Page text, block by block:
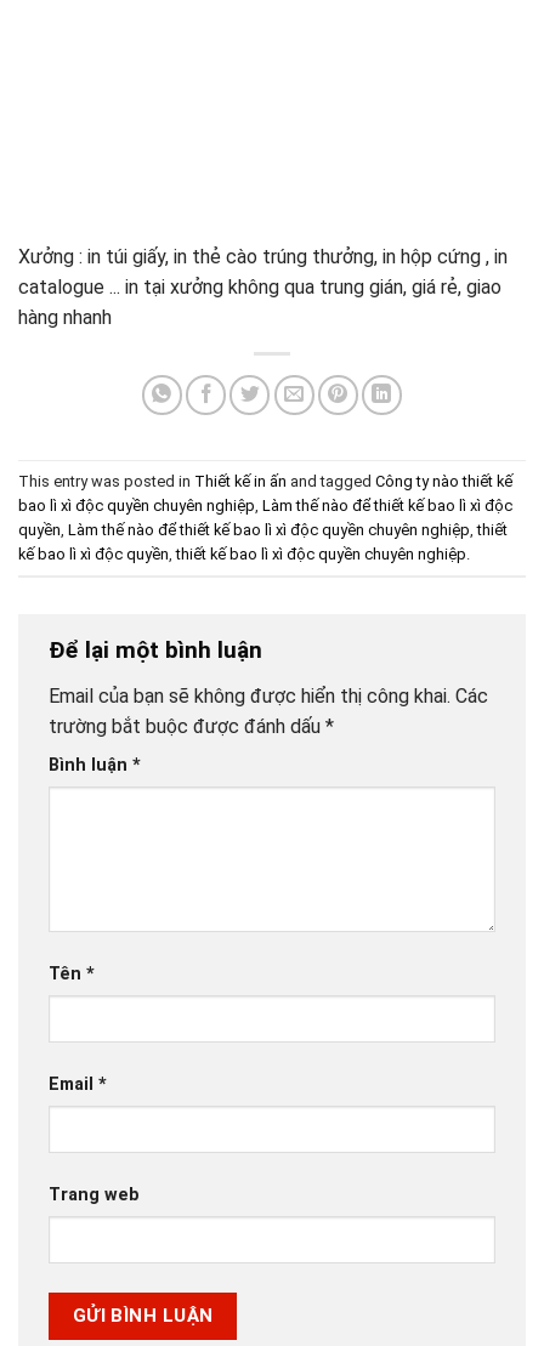
Xưởng : in túi giấy, in thẻ cào trúng thưởng, in hộp cứng , in
catalogue ... in tại xưởng không qua trung gián, giá rẻ, giao
hàng nhanh
This entry was posted in Thiết kế in ấn and tagged Công ty nào thiết kế
bao lì xì độc quyền chuyên nghiệp Làm thế nào để thiết kế bao lì xì độc
quyền Làm thế nào để thiết kế bao lì xì độc quyền chuyên nghiệp ,thiết
kế bao lì xì độc quyền ,thiết kế bao lì xì độc quyền chuyên nghiệp
Để lại một bình luận
Email của bạn sẽ không được hiển thị công khai. Các
trường bắt buộc được đánh dấu *
Bình luận *
Tên *
Email *
Trang web